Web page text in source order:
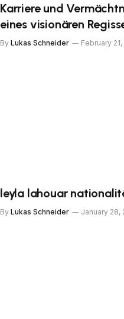
Karriere und
eines visionären
By Lukas Schneider February
leyla lahouar
By Lukas Schneider January 28,